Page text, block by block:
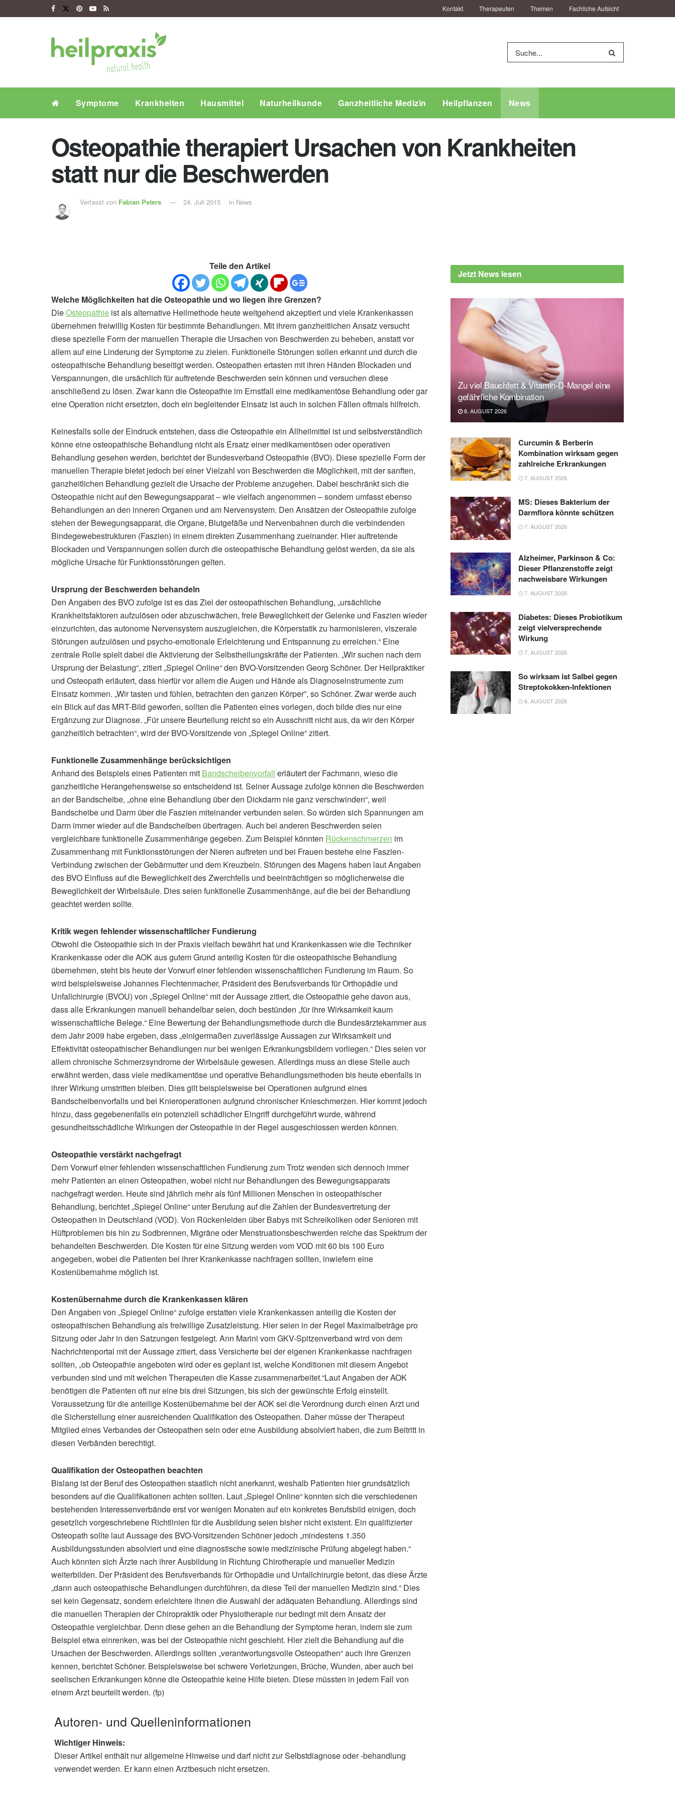
Kontakt Therapeuten Themen Fachliche Aufsicht
Symptome Krankheiten Hausmittel Naturheilkunde Ganzheitliche Medizin Heilpflanzen News
Osteopathie therapiert Ursachen von Krankheiten
statt nur die Beschwerden
Verfasst von Fabian Peters 24. Juli 2015 in News
Teile den Artikel
Welche Möglichkeiten hat die Osteopathie und wo liegen ihre Grenzen?
DieOsteopathie ist als alternative Heilmethode heute weitgehend akzeptiert und viele Krankenkassen
übernehmen freiwillig Kosten für bestimmte Behandlungen. Mit ihrem ganzheitlichen Ansatz versucht
diese spezielle Form der manuellen Therapie die Ursachen von Beschwerden zu beheben, anstatt vor
allem auf eine Linderung der Symptome zu zielen. Funktionelle Störungen sollen erkannt und durch die
osteopathische Behandlung beseitigt werden. Osteopathen ertasten mit ihren Händen Blockaden und
Verspannungen, die ursächlich für auftretende Beschwerden sein können und versuchen diese
anschließend zu lösen. Zwar kann die Osteopathie im Ernstfall eine medikamentöse Behandlung oder gar
eine Operation nicht ersetzten, doch ein begleitender Einsatz ist auch in solchen Fällen oftmals hilfreich.
Keinesfalls solle der Eindruck entstehen, dass die Osteopathie ein Allheilmittel ist und selbstverständlich
könne eine osteopathische Behandlung nicht als Ersatz einer medikamentösen oder operativen
Behandlung gesehen werden, berichtet der Bundesverband Osteopathie (BVO). Diese spezielle Form der
manuellen Therapie bietet jedoch bei einer Vielzahl von Beschwerden die Möglichkeit, mit der sanften,
ganzheitlichen Behandlung gezielt die Ursache der Probleme anzugehen. Dabei beschränkt sich die
Osteopathie nicht auf den Bewegungsapparat – wie vielfach angenommen – sondern umfasst ebenso
Behandlungen an den inneren Organen und am Nervensystem. Den Ansätzen der Osteopathie zufolge
stehen der Bewegungsapparat, die Organe, Blutgefäße und Nervenbahnen durch die verbindenden
Bindegewebestrukturen (Faszien) in einem direkten Zusammenhang zueinander. Hier auftretende
Blockaden und Verspannungen sollen durch die osteopathische Behandlung gelöst werden, da sie als
mögliche Ursache für Funktionsstörungen gelten.
Ursprung der Beschwerden behandeln
Den Angaben des BVO zufolge ist es das Ziel der osteopathischen Behandlung, „ursächliche
Krankheitsfaktoren aufzulösen oder abzuschwächen, freie Beweglichkeit der Gelenke und Faszien wieder
einzurichten, das autonome Nervensystem auszugleichen, die Körperstatik zu harmonisieren, viszerale
Störungen aufzulösen und psycho-emotionale Erleichterung und Entspannung zu erreichen.“ Eine
zentrale Rolle spielt dabei die Aktivierung der Selbstheilungskräfte der Patienten. „Wir suchen nach dem
Ursprung der Belastung“, zitiert „Spiegel Online“ den BVO-Vorsitzenden Georg Schöner. Der Heilpraktiker
und Osteopath erläutert, dass hierfür vor allem die Augen und Hände als Diagnoseinstrumente zum
Einsatz kommen. „Wir tasten und fühlen, betrachten den ganzen Körper”, so Schöner. Zwar werde auch
ein Blick auf das MRT-Bild geworfen, sollten die Patienten eines vorlegen, doch bilde dies nur eine
Ergänzung zur Diagnose. „Für unsere Beurteilung reicht so ein Ausschnitt nicht aus, da wir den Körper
ganzheitlich betrachten“, wird der BVO-Vorsitzende von „Spiegel Online“ zitiert.
Funktionelle Zusammenhänge berücksichtigen
Anhand des Beispiels eines Patienten mit Bandscheibenvorfall erläutert der Fachmann, wieso die
ganzheitliche Herangehensweise so entscheidend ist. Seiner Aussage zufolge können die Beschwerden
an der Bandscheibe, „ohne eine Behandlung über den Dickdarm nie ganz verschwinden“, weil
Bandscheibe und Darm über die Faszien miteinander verbunden seien. So würden sich Spannungen am
Darm immer wieder auf die Bandscheiben übertragen. Auch bei anderen Beschwerden seien
vergleichbare funktionelle Zusammenhänge gegeben. Zum Beispiel könnten Rückenschmerzen im
Zusammenhang mit Funktionsstörungen der Nieren auftreten und bei Frauen bestehe eine Faszien-
Verbindung zwischen der Gebärmutter und dem Kreuzbein. Störungen des Magens haben laut Angaben
des BVO Einfluss auf die Beweglichkeit des Zwerchfells und beeinträchtigen so möglicherweise die
Beweglichkeit der Wirbelsäule. Dies seien funktionelle Zusammenhänge, auf die bei der Behandlung
geachtet werden sollte.
Kritik wegen fehlender wissenschaftlicher Fundierung
Obwohl die Osteopathie sich in der Praxis vielfach bewährt hat und Krankenkassen wie die Techniker
Krankenkasse oder die AOK aus gutem Grund anteilig Kosten für die osteopathische Behandlung
übernehmen, steht bis heute der Vorwurf einer fehlenden wissenschaftlichen Fundierung im Raum. So
wird beispielsweise Johannes Flechtenmacher, Präsident des Berufsverbands für Orthopädie und
Unfallchirurgie (BVOU) von „Spiegel Online“ mit der Aussage zitiert, die Osteopathie gehe davon aus,
dass alle Erkrankungen manuell behandelbar seien, doch bestünden „für ihre Wirksamkeit kaum
wissenschaftliche Belege.“ Eine Bewertung der Behandlungsmethode durch die Bundesärztekammer aus
dem Jahr 2009 habe ergeben, dass „einigermaßen zuverlässige Aussagen zur Wirksamkeit und
Effektivität osteopathischer Behandlungen nur bei wenigen Erkrankungsbildern vorliegen.“ Dies seien vor
allem chronische Schmerzsyndrome der Wirbelsäule gewesen. Allerdings muss an diese Stelle auch
erwähnt werden, dass viele medikamentöse und operative Behandlungsmethoden bis heute ebenfalls in
ihrer Wirkung umstritten bleiben. Dies gilt beispielsweise bei Operationen aufgrund eines
Bandscheibenvorfalls und bei Knieroperationen aufgrund chronischer Knieschmerzen. Hier kommt jedoch
hinzu, dass gegebenenfalls ein potenziell schädlicher Eingriff durchgeführt wurde, während
gesundheitsschädliche Wirkungen der Osteopathie in der Regel ausgeschlossen werden können.
Osteopathie verstärkt nachgefragt
Dem Vorwurf einer fehlenden wissenschaftlichen Fundierung zum Trotz wenden sich dennoch immer
mehr Patienten an einen Osteopathen, wobei nicht nur Behandlungen des Bewegungsapparats
nachgefragt werden. Heute sind jährlich mehr als fünf Millionen Menschen in osteopathischer
Behandlung, berichtet „Spiegel Online“ unter Berufung auf die Zahlen der Bundesvertretung der
Osteopathen in Deutschland (VOD). Von Rückenleiden über Babys mit Schreikoliken oder Senioren mit
Hüftproblemen bis hin zu Sodbrennen, Migräne oder Menstruationsbeschwerden reiche das Spektrum der
behandelten Beschwerden. Die Kosten für eine Sitzung werden vom VOD mit 60 bis 100 Euro
angegeben, wobei die Patienten bei ihrer Krankenkasse nachfragen sollten, inwiefern eine
Kostenübernahme möglich ist.
Kostenübernahme durch die Krankenkassen klären
Den Angaben von „Spiegel Online“ zufolge erstatten viele Krankenkassen anteilig die Kosten der
osteopathischen Behandlung als freiwillige Zusatzleistung. Hier seien in der Regel Maximalbeträge pro
Sitzung oder Jahr in den Satzungen festgelegt. Ann Marini vom GKV-Spitzenverband wird von dem
Nachrichtenportal mit der Aussage zitiert, dass Versicherte bei der eigenen Krankenkasse nachfragen
sollten, „ob Osteopathie angeboten wird oder es geplant ist, welche Konditionen mit diesem Angebot
verbunden sind und mit welchen Therapeuten die Kasse zusammenarbeitet.“Laut Angaben der AOK
benötigen die Patienten oft nur eine bis drei Sitzungen, bis sich der gewünschte Erfolg einstellt.
Voraussetzung für die anteilige Kostenübernahme bei der AOK sei die Verordnung durch einen Arzt und
die Sicherstellung einer ausreichenden Qualifikation des Osteopathen. Daher müsse der Therapeut
Mitglied eines Verbandes der Osteopathen sein oder eine Ausbildung absolviert haben, die zum Beitritt in
diesen Verbänden berechtigt.
Qualifikation der Osteopathen beachten
Bislang ist der Beruf des Osteopathen staatlich nicht anerkannt, weshalb Patienten hier grundsätzlich
besonders auf die Qualifikationen achten sollten. Laut „Spiegel Online“ konnten sich die verschiedenen
bestehenden Interessenverbände erst vor wenigen Monaten auf ein konkretes Berufsbild einigen, doch
gesetzlich vorgeschriebene Richtlinien für die Ausbildung seien bisher nicht existent. Ein qualifizierter
Osteopath sollte laut Aussage des BVO-Vorsitzenden Schöner jedoch „mindestens 1.350
Ausbildungsstunden absolviert und eine diagnostische sowie medizinische Prüfung abgelegt haben.“
Auch könnten sich Ärzte nach ihrer Ausbildung in Richtung Chirotherapie und manueller Medizin
weiterbilden. Der Präsident des Berufsverbands für Orthopädie und Unfallchirurgie betont, das diese Ärzte
„dann auch osteopathische Behandlungen durchführen, da diese Teil der manuellen Medizin sind.“ Dies
sei kein Gegensatz, sondern erleichtere ihnen die Auswahl der adäquaten Behandlung. Allerdings sind
die manuellen Therapien der Chiropraktik oder Physiotherapie nur bedingt mit dem Ansatz der
Osteopathie vergleichbar. Denn diese gehen an die Behandlung der Symptome heran, indem sie zum
Beispiel etwa einrenken, was bei der Osteopathie nicht geschieht. Hier zielt die Behandlung auf die
Ursachen der Beschwerden. Allerdings sollten „verantwortungsvolle Osteopathen“ auch ihre Grenzen
kennen, berichtet Schöner. Beispielsweise bei schwere Verletzungen, Brüche, Wunden, aber auch bei
seelischen Erkrankungen könne die Osteopathie keine Hilfe bieten. Diese müssten in jedem Fall von
einem Arzt beurteilt werden. (fp)
Autoren- und Quelleninformationen
Wichtiger Hinweis:
Dieser Artikel enthält nur allgemeine Hinweise und darf nicht zur Selbstdiagnose oder -behandlung
verwendet werden. Er kann einen Arztbesuch nicht ersetzen.
Jetzt News lesen
Zu viel Bauchfett & Vitamin-D-Mangel eine
gefährliche Kombination
8. AUGUST 2026
Curcumin & Berberin
Kombination wirksam gegen
zahlreiche Erkrankungen
7. AUGUST 2026
MS: Dieses Bakterium der
Darmflora könnte schützen
7. AUGUST 2026
Alzheimer, Parkinson & Co:
Dieser Pflanzenstoffe zeigt
nachweisbare Wirkungen
7. AUGUST 2026
Diabetes: Dieses Probiotikum
zeigt vielversprechende
Wirkung
7. AUGUST 2026
So wirksam ist Salbei gegen
Streptokokken-Infektionen
6. AUGUST 2026